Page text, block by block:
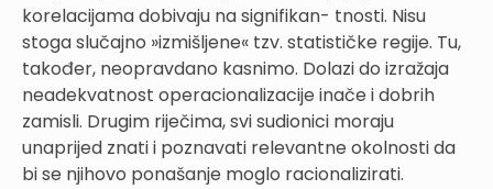
korelacijama dobivaju na signifikan- tnosti. Nisu
stoga slučajno »izmišljene« tzv. statističke regije. Tu,
također, neopravdano kasnimo. Dolazi do izražaja
neadekvatnost operacionalizacije inače i dobrih
zamisli. Drugim riječima, svi sudionici moraju
unaprijed znati i poznavati relevantne okolnosti da
bi se njihovo ponašanje moglo racionalizirati.